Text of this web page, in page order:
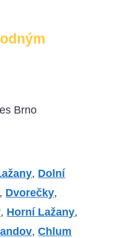
Brno
, Dolní
, Dvorečky,
, Horní Lažany,
,Chlum